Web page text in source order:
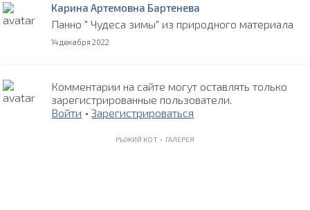
Карина Артемовна Бартенева
Панно " Чудеса зимы" из природного материала
14 декабря 2022
Комментарии на сайте могут оставлять только
зарегистрированные пользователи.
Войти •Зарегистрироваться
РЫЖИЙ КОТ • ГАЛЕРЕЯ